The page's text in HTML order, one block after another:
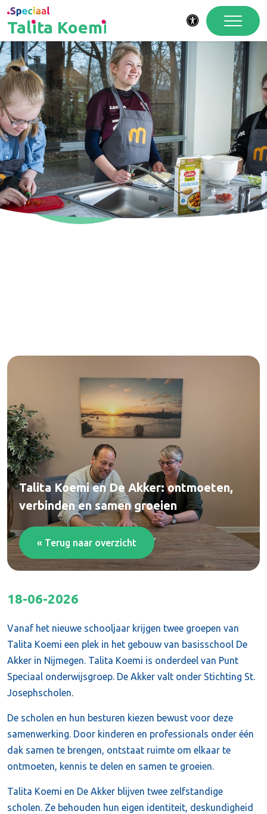
Talita Koemi Toegankelijkheid
Wij doen mee!
Talita Koemi en De Akker: ontmoeten,
verbinden en samen groeien
« Terug naar overzicht
18-06-2026
Vanaf het nieuwe schooljaar krijgen twee groepen van
Talita Koemi een plek in het gebouw van basisschool De
Akker in Nijmegen. Talita Koemi is onderdeel van Punt
Speciaal onderwijsgroep. De Akker valt onder Stichting St.
Josephscholen.
De scholen en hun besturen kiezen bewust voor deze
samenwerking. Door kinderen en professionals onder één
dak samen te brengen, ontstaat ruimte om elkaar te
ontmoeten, kennis te delen en samen te groeien.
Talita Koemi en De Akker blijven twee zelfstandige
scholen. Ze behouden hun eigen identiteit, deskundigheid